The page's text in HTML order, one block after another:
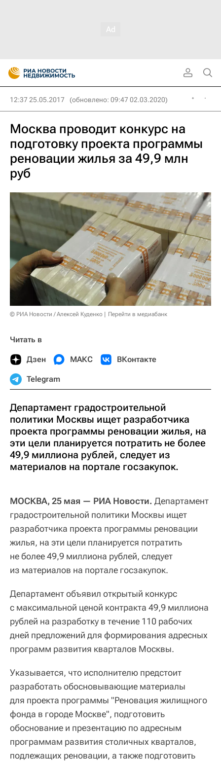
12:37 25.05.2017 (обновлено: 09:47 02.03.2020)
Москва проводит конкурс на
подготовку проекта программы
реновации жилья за 49,9 млн
руб
© РИА Новости / Алексей Куденко Перейти в медиабанк
Читать в
Дзен МАКС ВКонтакте
Telegram
Департамент градостроительной
политики Москвы ищет разработчика
проекта программы реновации жилья, на
эти цели планируется потратить не более
49,9 миллиона рублей, следует из
материалов на портале госзакупок.
МОСКВА, 25 мая — РИА Новости. Департамент
градостроительной политики Москвы ищет
разработчика проекта программы реновации
жилья, на эти цели планируется потратить
не более 49,9 миллиона рублей, следует
из материалов на портале госзакупок.
Департамент объявил открытый конкурс
с максимальной ценой контракта 49,9 миллиона
рублей на разработку в течение 110 рабочих
дней предложений для формирования адресных
программ развития кварталов Москвы.
Указывается, что исполнителю предстоит
разработать обосновывающие материалы
для проекта программы "Реновация жилищного
фонда в городе Москве", подготовить
обоснование и презентацию по адресным
программам развития столичных кварталов,
подлежащих реновации, а также подготовить